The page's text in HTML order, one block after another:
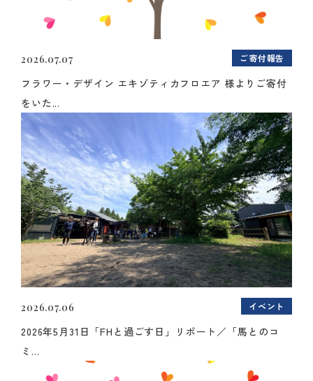
2026.07.07 ご寄付報告
フラワー・デザイン エキゾティカフロエア 様よりご寄付
をいた...
2026.07.06 イベント
2026年5月31日「FHと過ごす日」リポート／「馬とのコ
ミ...